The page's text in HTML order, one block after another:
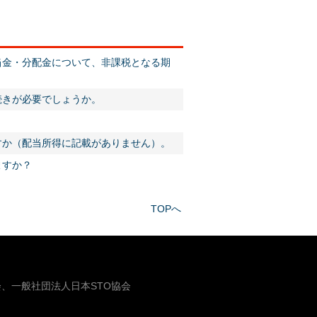
・分配金について、非課税となる期
が必要でしょうか。
（配当所得に記載がありません）。
か？
TOPへ
一般社団法人日本STO協会